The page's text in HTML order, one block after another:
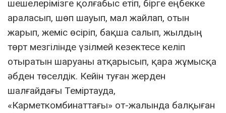
шешелерімізге қолғабыс етіп, бірге еңбекке
араласып, шөп шауып, мал жайлап, отын
жарып, жеміс өсіріп, бақша салып, жылдың
төрт мезгілінде үзілмей кезектесе келіп
отыратын шаруаны атқарысып, қара жұмысқа
әбден төселдік. Кейін туған жерден
шалғайдағы Теміртауда,
«Карметкомбинаттағы» от-жалында балқыған